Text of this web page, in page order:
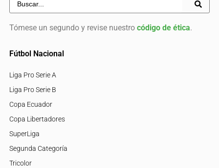
Tómese un segundo y revise nuestro código de ética.
Fútbol Nacional
Liga Pro Serie A
Liga Pro Serie B
Copa Ecuador
Copa Libertadores
SuperLiga
Segunda Categoría
Tricolor